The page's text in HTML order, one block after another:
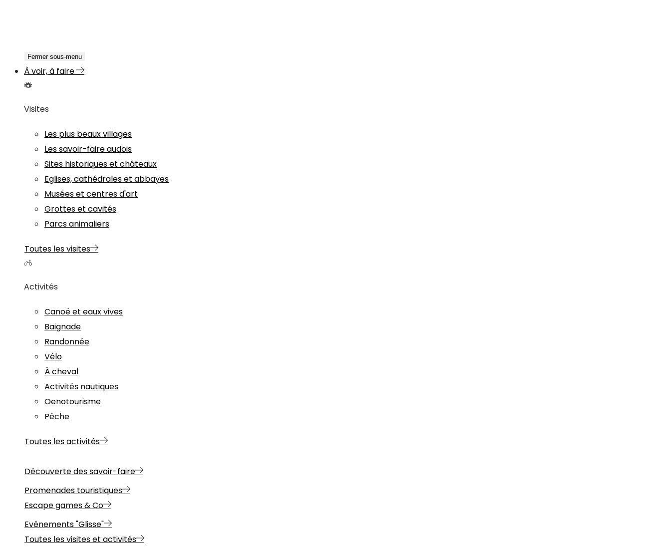
Fermer sous-menu
À voir, à faire
Visites
Les plus beaux villages
Les savoir-faire audois
Sites historiques et châteaux
Eglises, cathédrales et abbayes
Musées et centres d'art
Grottes et cavités
Parcs animaliers
Toutes les visites
Activités
Canoë et eaux vives
Baignade
Randonnée
Vélo
À cheval
Activités nautiques
Oenotourisme
Pêche
Toutes les activités
Découverte des savoir-faire
Promenades touristiques
Escape games & Co
Evénements "Glisse"
Toutes les visites et activités